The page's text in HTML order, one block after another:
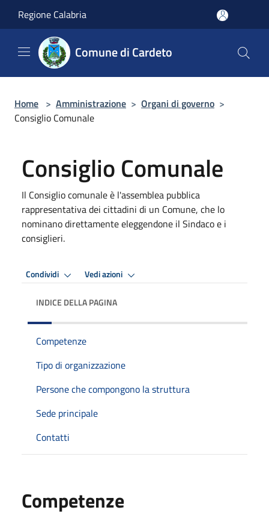
Regione Calabria
Comune di Cardeto
Home > Amministrazione > Organi di governo >
Consiglio Comunale
Consiglio Comunale
Il Consiglio comunale è l'assemblea pubblica
rappresentativa dei cittadini di un Comune, che lo
nominano direttamente eleggendone il Sindaco e i
consiglieri.
Condividi Vedi azioni
INDICE DELLA PAGINA
Competenze
Tipo di organizzazione
Persone che compongono la struttura
Sede principale
Contatti
Competenze